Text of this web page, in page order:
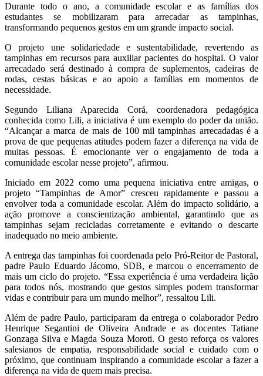
Durante todo o ano, a comunidade escolar e as famílias dos
estudantes se mobilizaram para arrecadar as tampinhas,
transformando pequenos gestos em um grande impacto social.
O projeto une solidariedade e sustentabilidade, revertendo as
tampinhas em recursos para auxiliar pacientes do hospital. O valor
arrecadado será destinado à compra de suplementos, cadeiras de
rodas, cestas básicas e ao apoio a famílias em momentos de
necessidade.
Segundo Liliana Aparecida Corá, coordenadora pedagógica
conhecida como Lili, a iniciativa é um exemplo do poder da união.
“Alcançar a marca de mais de 100 mil tampinhas arrecadadas é a
prova de que pequenas atitudes podem fazer a diferença na vida de
muitas pessoas. É emocionante ver o engajamento de toda a
comunidade escolar nesse projeto”, afirmou.
Iniciado em 2022 como uma pequena iniciativa entre amigas, o
projeto “Tampinhas de Amor” cresceu rapidamente e passou a
envolver toda a comunidade escolar. Além do impacto solidário, a
ação promove a conscientização ambiental, garantindo que as
tampinhas sejam recicladas corretamente e evitando o descarte
inadequado no meio ambiente.
A entrega das tampinhas foi coordenada pelo Pró-Reitor de Pastoral,
padre Paulo Eduardo Jácomo, SDB, e marcou o encerramento de
mais um ciclo do projeto. “Essa experiência é uma verdadeira lição
para todos nós, mostrando que gestos simples podem transformar
vidas e contribuir para um mundo melhor”, ressaltou Lili.
Além de padre Paulo, participaram da entrega o colaborador Pedro
Henrique Segantini de Oliveira Andrade e as docentes Tatiane
Gonzaga Silva e Magda Souza Moroti. O gesto reforça os valores
salesianos de empatia, responsabilidade social e cuidado com o
próximo, que continuam inspirando a comunidade escolar a fazer a
diferença na vida de quem mais precisa.